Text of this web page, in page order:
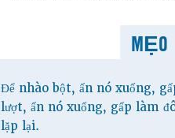
MẸO
Để nhào bột, ấn nó xuống,
lượt, ấn nó xuống, gấp làm
lặp lại.